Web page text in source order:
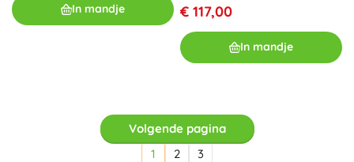
In mandje € 117,00
In mandje
Volgende pagina
1
2 3